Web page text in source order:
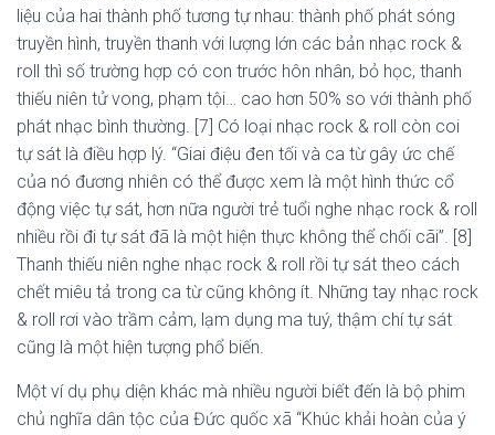
liệu của hai thành phố tương tự nhau: thành phố phát sóng
truyền hình, truyền thanh với lượng lớn các bản nhạc rock &
roll thì số trường hợp có con trước hôn nhân, bỏ học, thanh
thiếu niên tử vong, phạm tội… cao hơn 50% so với thành phố
phát nhạc bình thường. [7] Có loại nhạc rock & roll còn coi
tự sát là điều hợp lý. “Giai điệu đen tối và ca từ gây ức chế
của nó đương nhiên có thể được xem là một hình thức cổ
động việc tự sát, hơn nữa người trẻ tuổi nghe nhạc rock & roll
nhiều rồi đi tự sát đã là một hiện thực không thể chối cãi”. [8]
Thanh thiếu niên nghe nhạc rock & roll rồi tự sát theo cách
chết miêu tả trong ca từ cũng không ít. Những tay nhạc rock
& roll rơi vào trầm cảm, lạm dụng ma tuý, thậm chí tự sát
cũng là một hiện tượng phổ biến.
Một ví dụ phụ diện khác mà nhiều người biết đến là bộ phim
chủ nghĩa dân tộc của Đức quốc xã “Khúc khải hoàn của ý